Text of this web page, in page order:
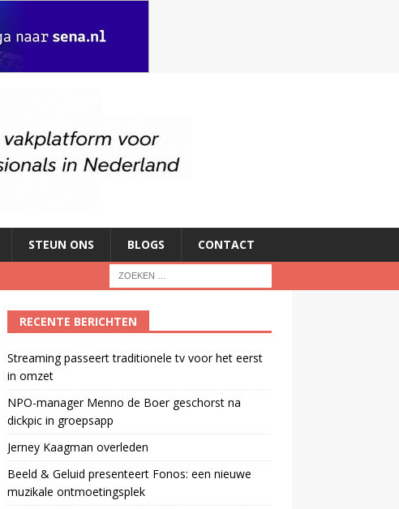
STEUN ONS BLOGS CONTACT
RECENTE BERICHTEN
Streaming passeert traditionele tv voor het eerst
in omzet
NPO-manager Menno de Boer geschorst na
dickpic in groepsapp
Jerney Kaagman overleden
Beeld & Geluid presenteert Fonos: een nieuwe
muzikale ontmoetingsplek